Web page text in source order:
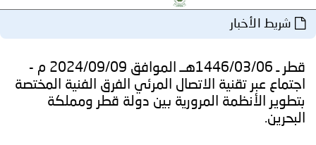
المكاتب
المجلس
مؤتمرات
و
جهود
شريط الأخبار
قطر ـ 1446/03/06هــ الموافق 2024/09/09 م -
اجتماع عبر تقنية الاتصال المرئي الفرق الفنية المختصة
بتطوير الأنظمة المرورية بين دولة قطر ومملكة
البحرين.